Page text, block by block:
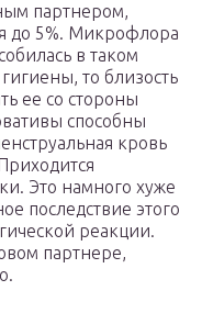
партнером,
до 5%. Микрофлора
в таком
то близость
ее со стороны
способны
кровь
Это намного хуже
последствие этого
реакции.
партнере,